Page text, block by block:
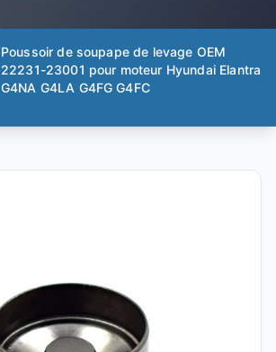
Poussoir de soupape de levage OEM
22231-23001 pour moteur Hyundai Elantra
G4NA G4LA G4FG G4FC